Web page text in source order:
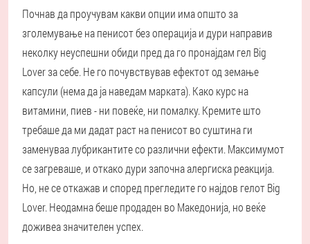
Почнав да проучувам какви опции има општо за
зголемување на пенисот без операција и дури направив
неколку неуспешни обиди пред да го пронајдам гел Big
Lover за себе. Не го почувствував ефектот од земање
капсули (нема да ја наведам марката). Како курс на
витамини, пиев - ни повеќе, ни помалку. Кремите што
требаше да ми дадат раст на пенисот во суштина ги
заменуваа лубрикантите со различни ефекти. Максимумот
се загреваше, и откако дури започна алергиска реакција.
Но, не се откажав и според прегледите го најдов гелот Big
Lover. Неодамна беше продаден во Македонија, но веќе
доживеа значителен успех.